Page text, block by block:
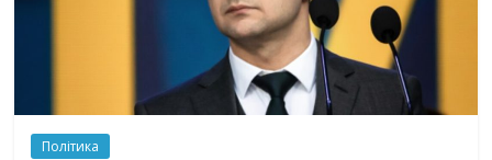
Політика